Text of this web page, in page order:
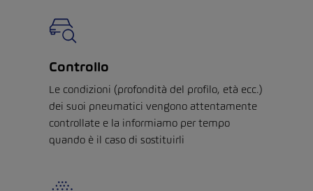
Controllo
Le condizioni (profondità del profilo, età ecc.)
dei suoi pneumatici vengono attentamente
controllate e la informiamo per tempo
quando è il caso di sostituirli